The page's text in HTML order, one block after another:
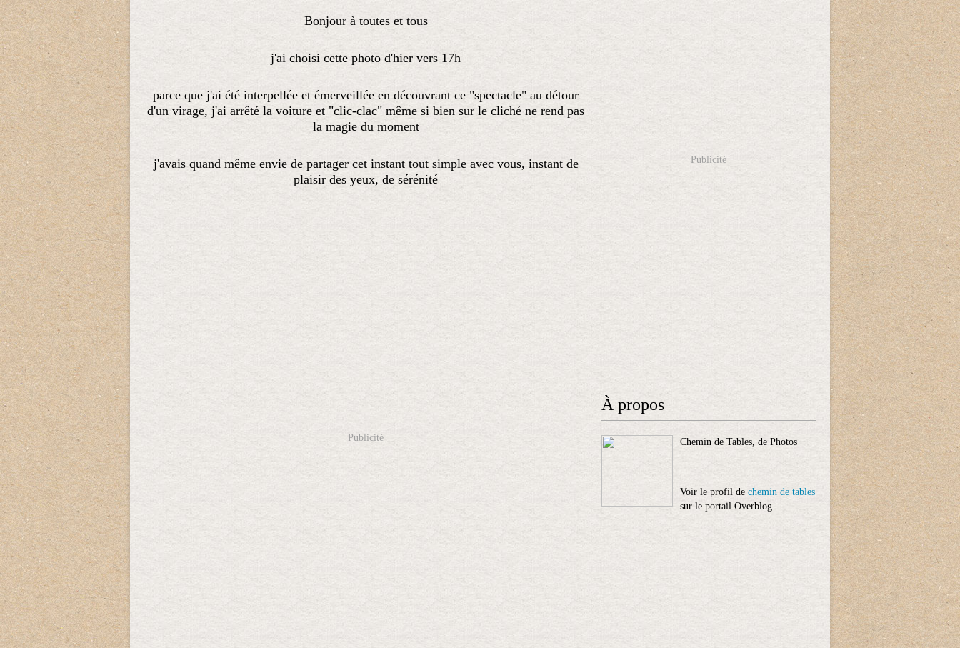
Bonjour à toutes et tous
j'ai choisi cette photo d'hier vers 17h
parce que j'ai été interpellée et émerveillée en découvrant ce "spectacle" au détour
d'un virage, j'ai arrêté la voiture et "clic-clac" même si bien sur le cliché ne rend pas
la magie du moment
j'avais quand même envie de partager cet instant tout simple avec vous, instant de
plaisir des yeux, de sérénité
Publicité
Publicité
À propos
Chemin de Tables, de Photos
Voir le profil de chemin de tables
sur le portail Overblog